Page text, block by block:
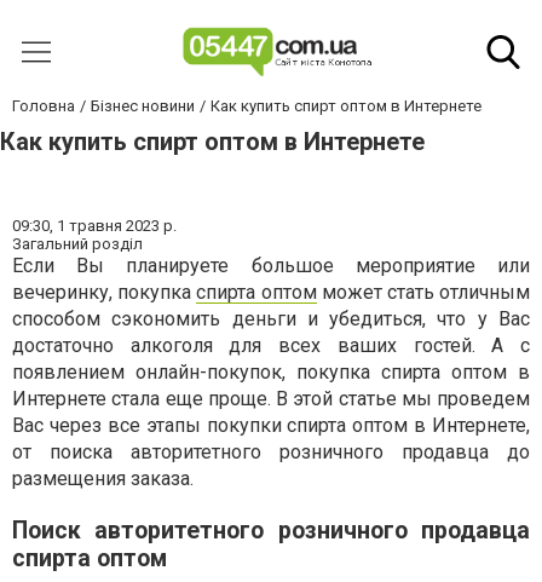
Головна Бізнес новини Как купить спирт оптом в Интернете
Как купить спирт оптом в Интернете
09:30, 1 травня 2023 р.
Загальний розділ
Если Вы планируете большое мероприятие или
вечеринку, покупкаспирта оптомможет стать отличным
способом сэкономить деньги и убедиться, что у Вас
достаточно алкоголя для всех ваших гостей. А с
появлением онлайн-покупок, покупка спирта оптом в
Интернете стала еще проще. В этой статье мы проведем
Вас через все этапы покупки спирта оптом в Интернете,
от поиска авторитетного розничного продавца до
размещения заказа.
Поиск авторитетного розничного продавца
спирта оптом